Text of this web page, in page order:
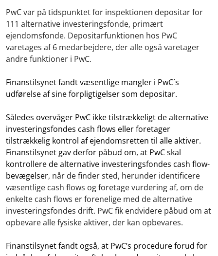
PwCvar på tidspunktet for inspektionen depositar for
111 alternative investeringsfonde, primært
ejendomsfonde. Depositarfunktionen hos PwC
varetages af 6 medarbejdere, der alle også varetager
andre funktioner i PwC.
Finanstilsynet fandt væsentlige mangler i PwC´s
udførelse af sine forpligtigelser som depositar.
Således overvåger PwC ikke tilstrækkeligt de alternative
investeringsfondes cash flows eller foretager
tilstrækkelig kontrol af ejendomsretten til alle aktiver.
Finanstilsynet gav derfor påbud om, at PwC skal
kontrollere de alternative investeringsfondes cash flow-
bevægelser, når de finder sted, herunder identificere
væsentlige cash flows og foretage vurdering af, om de
enkelte cash flows er forenelige med de alternative
investeringsfondes drift. PwC fik endvidere påbud om at
opbevare alle fysiske aktiver, der kan opbevares.
Finanstilsynet fandt også, at PwC’s procedure forud for